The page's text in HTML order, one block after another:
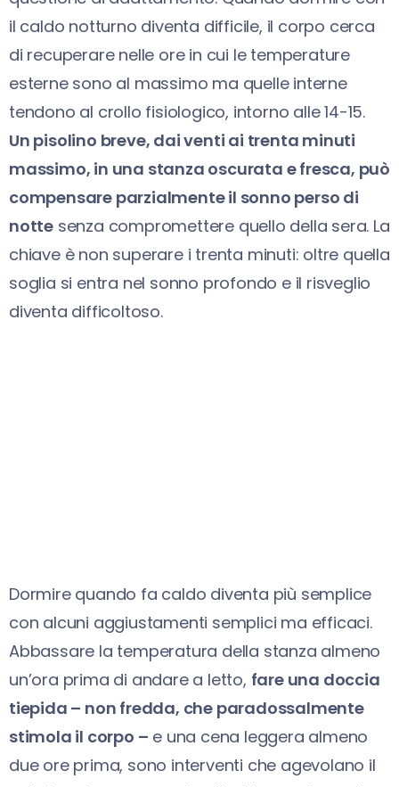
il caldo notturno diventa difficile, il corpo cerca
di recuperare nelle ore in cui le temperature
esterne sono al massimo ma quelle interne
tendono al crollo fisiologico, intorno alle 14-15.
Un pisolino breve, dai venti ai trenta minuti
massimo, in una stanza oscurata e fresca, può
compensare parzialmente il sonno perso di
notte senza compromettere quello della sera. La
chiave è non superare i trenta minuti: oltre quella
soglia si entra nel sonno profondo e il risveglio
diventa difficoltoso.
Dormire quando fa caldo diventa più semplice
con alcuni aggiustamenti semplici ma efficaci.
Abbassare la temperatura della stanza almeno
un’ora prima di andare a letto, fare una doccia
tiepida – non fredda, che paradossalmente
stimola il corpo – e una cena leggera almeno
due ore prima, sono interventi che agevolano il